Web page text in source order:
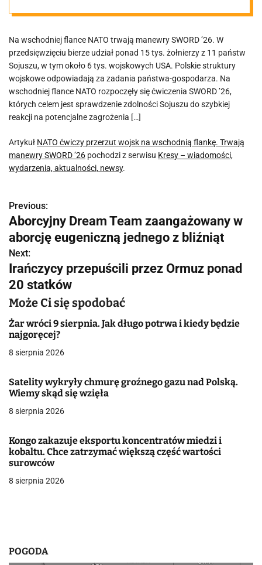
manewry
SWORD ’26
Na wschodniej flance NATO trwają manewry SWORD ’26. W
przedsięwzięciu bierze udział ponad 15 tys. żołnierzy z 11 państw
Sojuszu, w tym około 6 tys. wojskowych USA. Polskie struktury
wojskowe odpowiadają za zadania państwa-gospodarza. Na
wschodniej flance NATO rozpoczęły się ćwiczenia SWORD ’26,
których celem jest sprawdzenie zdolności Sojuszu do szybkiej
reakcji na potencjalne zagrożenia […]
Artykuł NATO ćwiczy przerzut wojsk na wschodnią flankę. Trwają
manewry SWORD ’26 pochodzi z serwisu Kresy – wiadomości,
wydarzenia, aktualności, newsy.
N
a
w
i
g
a
c
a
w
i
s
Previous:
Aborcyjny Dream Team zaangażowany w
aborcję eugeniczną jednego z bliźniąt
Next:
Irańczycy przepuścili przez Ormuz ponad
20 statków
Może Ci się spodobać
Żar wróci 9 sierpnia. Jak długo potrwa i kiedy będzie
najgoręcej?
8 sierpnia 2026
Satelity wykryły chmurę groźnego gazu nad Polską.
Wiemy skąd się wzięła
8 sierpnia 2026
Kongo zakazuje eksportu koncentratów miedzi i
kobaltu. Chce zatrzymać większą część wartości
surowców
8 sierpnia 2026
POGODA